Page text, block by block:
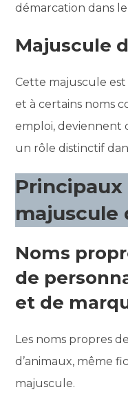
démarcation dans
Majuscule
Cette majuscule
et à certains noms
emploi, deviennent
un rôle distinctif
majuscule
Noms
de
et de
Les noms propres
d’animaux, même
majuscule.